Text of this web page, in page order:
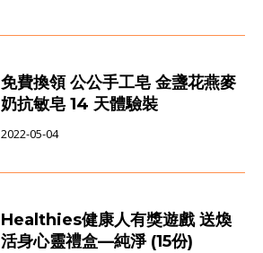
免費換領 公公手工皂 金盞花燕麥
奶抗敏皂 14 天體驗裝
2022-05-04
Healthies健康人有獎遊戲 送煥
活身心靈禮盒—純淨 (15份)